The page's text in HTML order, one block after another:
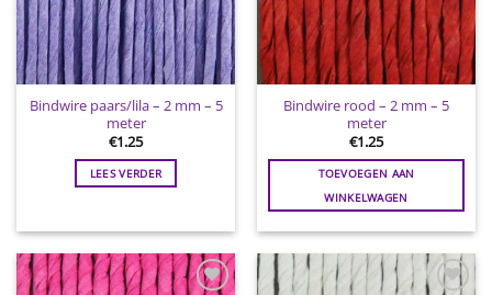
Bindwire paars/lila – 2 mm – 5
meter
€1.25
LEES VERDER
Bindwire rood – 2 mm – 5
meter
€1.25
TOEVOEGEN AAN
WINKELWAGEN